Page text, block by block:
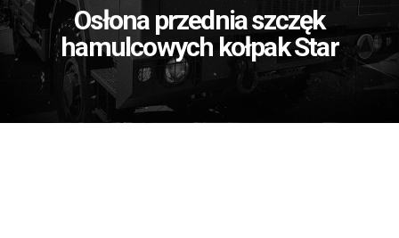
Osłona przednia szczęk
hamulcowych kołpak Star